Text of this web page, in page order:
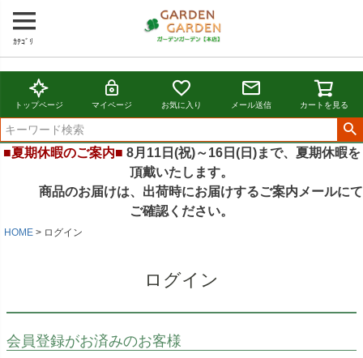
ｶﾃｺﾞﾘ
トップページ マイページ お気に入り メール送信 カートを見る
■夏期休暇のご案内■ 8月11日(祝)～16日(日)まで、夏期休暇を
頂戴いたします。
商品のお届けは、出荷時にお届けするご案内メールにて
ご確認ください。
HOME ログイン
ログイン
会員登録がお済みのお客様